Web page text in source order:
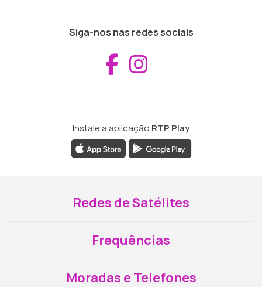
Siga-nos nas redes sociais
Aceder ao
Instale a aplicação RTP Play
Redes de Satélites
Frequências
Moradas e Telefones